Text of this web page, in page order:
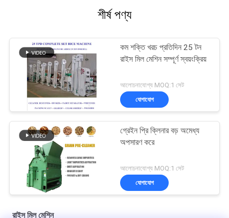
শীর্ষ পণ্য
কম শক্তি খরচ প্রতিদিন 25 টন
রাইস মিল মেশিন সম্পূর্ণ স্বয়ংক্রিয়
আলোচনাযোগ্য MOQ:1 সেট
যোগাযোগ
গ্রেইন প্রি ক্লিনার বড় অমেধ্য
অপসারণ করে
আলোচনাযোগ্য MOQ:1 সেট
যোগাযোগ
রাইস মিল মেশিন